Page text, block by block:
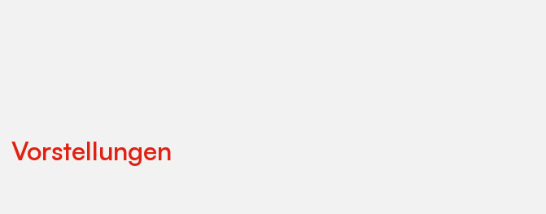
Vorstellungen